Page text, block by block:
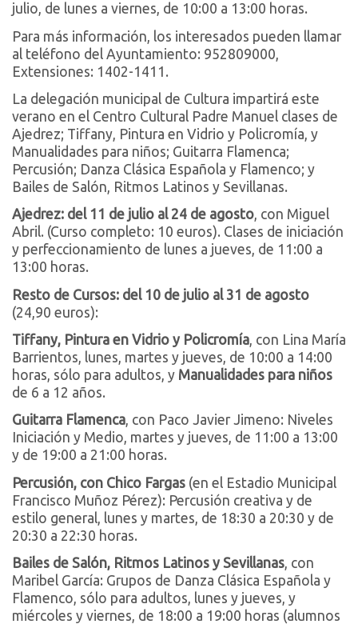
julio, de lunes a viernes, de 10:00 a 13:00 horas.
Para más información, los interesados pueden llamar
al teléfono del Ayuntamiento: 952809000,
Extensiones: 1402-1411.
La delegación municipal de Cultura impartirá este
verano en el Centro Cultural Padre Manuel clases de
Ajedrez; Tiffany, Pintura en Vidrio y Policromía, y
Manualidades para niños; Guitarra Flamenca;
Percusión; Danza Clásica Española y Flamenco; y
Bailes de Salón, Ritmos Latinos y Sevillanas.
Ajedrez: del 11 de julio al 24 de agosto, con Miguel
Abril. (Curso completo: 10 euros). Clases de iniciación
y perfeccionamiento de lunes a jueves, de 11:00 a
13:00 horas.
Resto de Cursos: del 10 de julio al 31 de agosto
(24,90 euros):
Tiffany, Pintura en Vidrio y Policromía, con Lina María
Barrientos, lunes, martes y jueves, de 10:00 a 14:00
horas, sólo para adultos, y Manualidades para niños
de 6 a 12 años.
Guitarra Flamenca, con Paco Javier Jimeno: Niveles
Iniciación y Medio, martes y jueves, de 11:00 a 13:00
y de 19:00 a 21:00 horas.
Percusión, con Chico Fargas (en el Estadio Municipal
Francisco Muñoz Pérez): Percusión creativa y de
estilo general, lunes y martes, de 18:30 a 20:30 y de
20:30 a 22:30 horas.
Bailes de Salón, Ritmos Latinos y Sevillanas, con
Maribel García: Grupos de Danza Clásica Española y
Flamenco, sólo para adultos, lunes y jueves, y
miércoles y viernes, de 18:00 a 19:00 horas (alumnos